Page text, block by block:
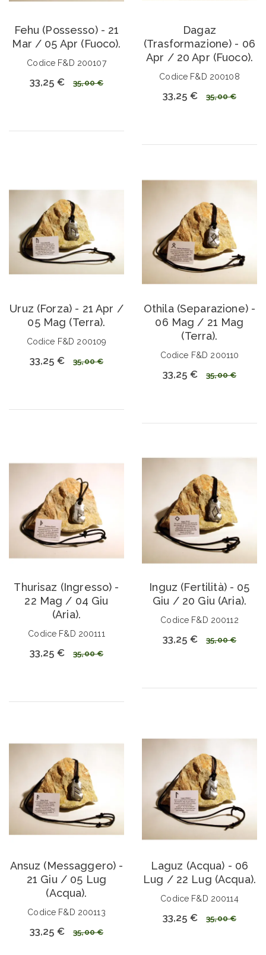
Fehu (Possesso) - 21
Mar / 05 Apr (Fuoco).
Codice F&D 200107
33,25 € 35,00 €
Dagaz
(Trasformazione) - 06
Apr / 20 Apr (Fuoco).
Codice F&D 200108
33,25 € 35,00 €
Uruz (Forza) - 21 Apr /
05 Mag (Terra).
Codice F&D 200109
33,25 € 35,00 €
Othila (Separazione) -
06 Mag / 21 Mag
(Terra).
Codice F&D 200110
33,25 € 35,00 €
Thurisaz (Ingresso) -
22 Mag / 04 Giu
(Aria).
Codice F&D 200111
33,25 € 35,00 €
Inguz (Fertilità) - 05
Giu / 20 Giu (Aria).
Codice F&D 200112
33,25 € 35,00 €
Ansuz (Messaggero) -
21 Giu / 05 Lug
(Acqua).
Codice F&D 200113
33,25 € 35,00 €
Laguz (Acqua) - 06
Lug / 22 Lug (Acqua).
Codice F&D 200114
33,25 € 35,00 €